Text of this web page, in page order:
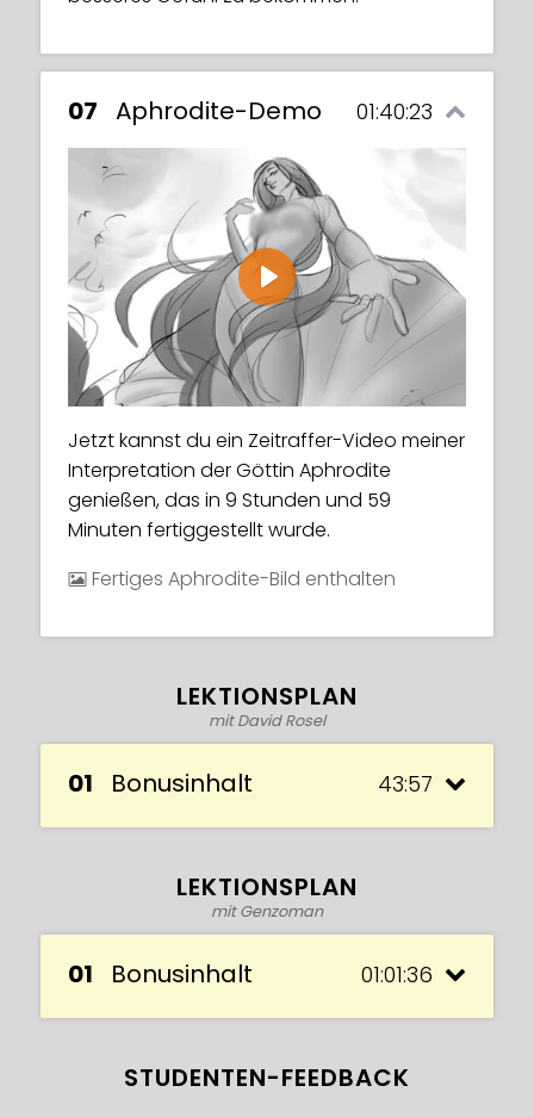
07 Aphrodite-Demo 01:40:23
Play
Jetzt kannst du ein Zeitraffer-Video meiner
Interpretation der Göttin Aphrodite
genießen, das in 9 Stunden und 59
Minuten fertiggestellt wurde.
Fertiges Aphrodite-Bild enthalten
LEKTIONSPLAN
mit David Rosel
01 Bonusinhalt 43:57
LEKTIONSPLAN
mit Genzoman
01 Bonusinhalt 01:01:36
STUDENTEN-FEEDBACK